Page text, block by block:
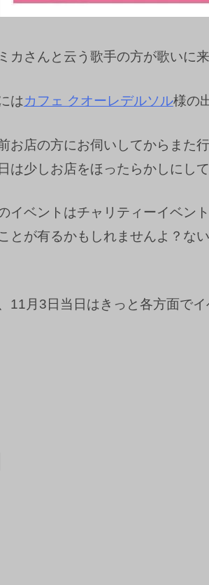
カさんと云う歌手の方が歌いに
はカフェ クオーレデルソル様の
お店の方にお伺いしてからまた
は少しお店をほったらかしにし
イベントはチャリティーイベン
とが有るかもしれませんよ？な
11月3日当日はきっと各方面で